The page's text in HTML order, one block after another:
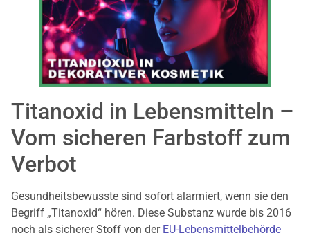
Titanoxid in Lebensmitteln –
Vom sicheren Farbstoff zum
Verbot
Gesundheitsbewusste sind sofort alarmiert, wenn sie den
Begriff „Titanoxid“ hören. Diese Substanz wurde bis 2016
noch als sicherer Stoff von der EU-Lebensmittelbehörde